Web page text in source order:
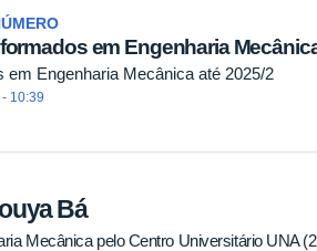
em Engenharia
em Engenharia Mecânica até 2025/2
10:39
Bá
Mecânica pelo Centro Universitário UNA